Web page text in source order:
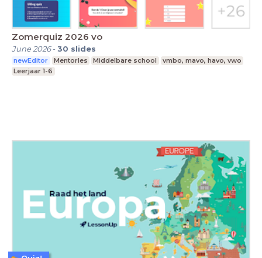
Zomerquiz 2026 vo
June 2026-30 slides
newEditor Mentorles Middelbare school
vmbo, mavo, havo, vwo
Leerjaar 1-6